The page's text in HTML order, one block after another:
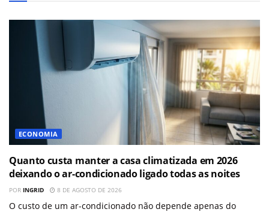
ECONOMIA
Quanto custa manter a casa climatizada em 2026
deixando o ar-condicionado ligado todas as noites
POR INGRID 8 DE AGOSTO DE 2026
O custo de um ar-condicionado não depende apenas do